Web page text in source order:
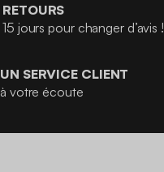
RETOURS
15 jours pour changer d’avis !
UN SERVICE CLIENT
à votre écoute